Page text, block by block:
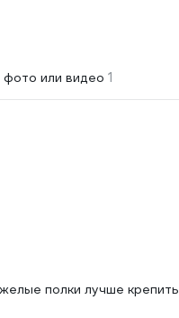
или видео 1
полки лучше